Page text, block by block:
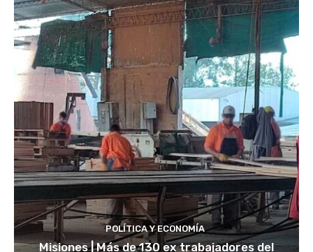
POLÍTICA Y ECONOMÍA
Misiones | Más de 130 ex trabajadores del